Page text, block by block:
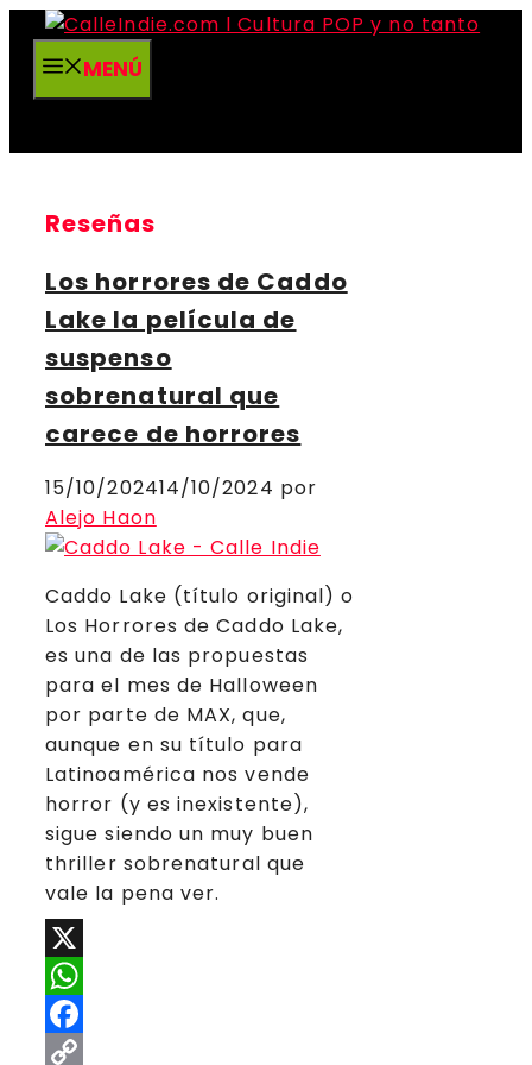
Saltar
contenidoMENÚ
Reseñas
Los horrores de Caddo
Lake la película de
suspenso
sobrenatural que
carece de horrores
15/10/202414/10/2024 por
Alejo Haon
Caddo Lake (título original) o
Los Horrores de Caddo Lake,
es una de las propuestas
para el mes de Halloween
por parte de MAX, que,
aunque en su título para
Latinoamérica nos vende
horror (y es inexistente),
sigue siendo un muy buen
thriller sobrenatural que
vale la pena ver.
X
WhatsApp
Facebook